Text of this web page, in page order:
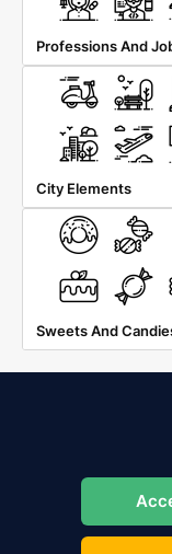
Professions And
City Elements
Sweets And